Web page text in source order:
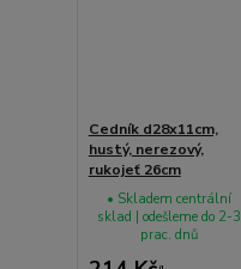
Cedník d28x11cm,
hustý, nerezový,
rukojeť 26cm
• Skladem centrální
sklad | odešleme do 2-3
prac. dnů